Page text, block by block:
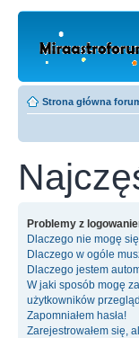
Strona główna
Problemy z
Dlaczego nie mogę
Dlaczego w ogóle
Dlaczego jestem
W jaki sposób mogę
użytkowników
Zapomniałem hasła!
Zarejestrowałem się,